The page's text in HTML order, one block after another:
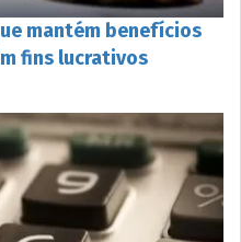
mantém benefícios
fins lucrativos